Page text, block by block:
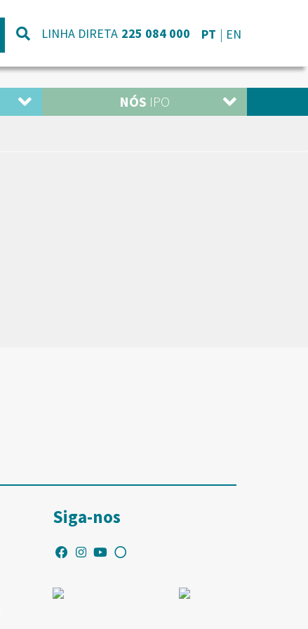
LINHA DIRETA 225 084 000 PT EN
NÓS IPO
Siga-nos